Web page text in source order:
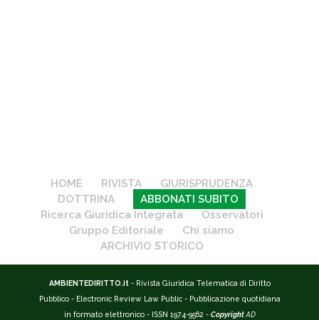
HOME RIVISTA
GIURISPRUDENZA
DOTTRINA
ABBONATI SUBITO
Ricerca Giuridica Integrata
Osservatori
Gruppo Editoriale
Chi siamo
ARCHIVIO STORICO
AMBIENTEDIRITTO.it - Rivista Giuridica Telematica di Diritto
Pubblico - Electronic Review Law Public - Pubblicazione quotidiana
in formato elettronico - ISSN 1974-9562 - Copyright AD